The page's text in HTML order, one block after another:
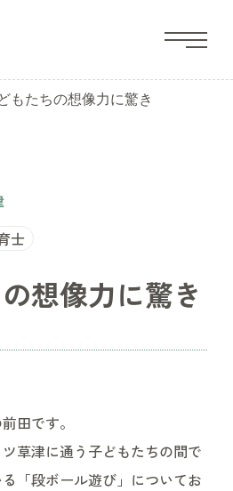
もたちの想像力に驚き
士
想像力に驚き
田です。
草津に通う子どもたちの間で
「段ボール遊び」についてお